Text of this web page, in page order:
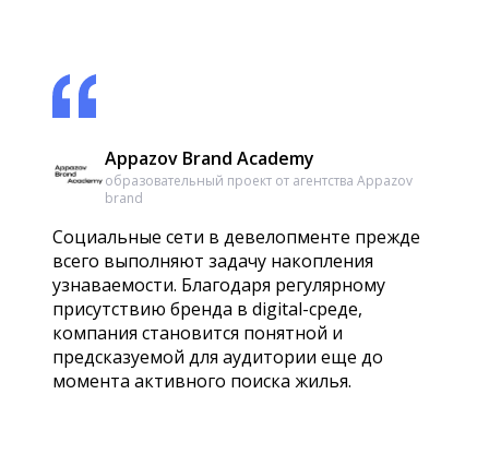
Appazov Brand Academy
образовательный проект от агентства Appazov
brand
Социальные сети в девелопменте прежде
всего выполняют задачу накопления
узнаваемости. Благодаря регулярному
присутствию бренда в digital-среде,
компания становится понятной и
предсказуемой для аудитории еще до
момента активного поиска жилья.